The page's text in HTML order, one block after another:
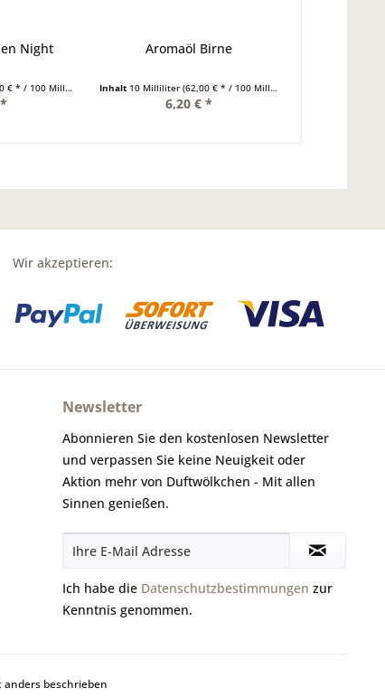
Night
€ * / 100 Milliliter)
Aromaöl Birne
Inhalt 10 Milliliter(62,00 € * / 100 Milliliter)
6,20 € *
Wir akzeptieren:
Newsletter
Abonnieren Sie den kostenlosen Newsletter
und verpassen Sie keine Neuigkeit oder
Aktion mehr von Duftwölkchen - Mit allen
Sinnen genießen.
Ich habe die Datenschutzbestimmungen zur
Kenntnis genommen.
beschrieben